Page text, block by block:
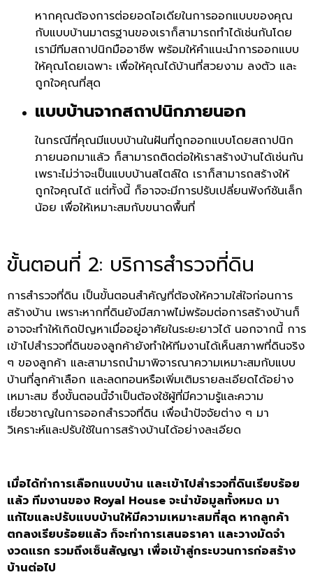
หากคุณต้องการต่อยอดไอเดียในการออกแบบของคุณ
กับแบบบ้านมาตรฐานของเราก็สามารถทำได้เช่นกันโดย
เรามีทีมสถาปนิกมืออาชีพ พร้อมให้คำแนะนำการออกแบบ
ให้คุณโดยเฉพาะ เพื่อให้คุณได้บ้านที่สวยงาม ลงตัว และ
ถูกใจคุณที่สุด
แบบบ้านจากสถาปนิกภายนอก
ในกรณีที่คุณมีแบบบ้านในฝันที่ถูกออกแบบโดยสถาปนิก
ภายนอกมาแล้ว ก็สามารถติดต่อให้เราสร้างบ้านได้เช่นกัน
เพราะไม่ว่าจะเป็นแบบบ้านสไตล์ใด เราก็สามารถสร้างให้
ถูกใจคุณได้ แต่ทั้งนี้ ก็อาจจะมีการปรับเปลี่ยนฟังก์ชันเล็ก
น้อย เพื่อให้เหมาะสมกับขนาดพื้นที่
ขั้นตอนที่ 2: บริการสำรวจที่ดิน
การสำรวจที่ดิน เป็นขั้นตอนสำคัญที่ต้องให้ความใส่ใจก่อนการ
สร้างบ้าน เพราะหากที่ดินยังมีสภาพไม่พร้อมต่อการสร้างบ้านก็
อาจจะทำให้เกิดปัญหาเมื่ออยู่อาศัยในระยะยาวได้ นอกจากนี้ การ
เข้าไปสำรวจที่ดินของลูกค้ายังทำให้ทีมงานได้เห็นสภาพที่ดินจริง
ๆ ของลูกค้า และสามารถนำมาพิจารณาความเหมาะสมกับแบบ
บ้านที่ลูกค้าเลือก และลดทอนหรือเพิ่มเติมรายละเอียดได้อย่าง
เหมาะสม ซึ่งขั้นตอนนี้จำเป็นต้องใช้ผู้ที่มีความรู้และความ
เชี่ยวชาญในการออกสำรวจที่ดิน เพื่อนำปัจจัยต่าง ๆ มา
วิเคราะห์และปรับใช้ในการสร้างบ้านได้อย่างละเอียด
เมื่อได้ทำการเลือกแบบบ้าน และเข้าไปสำรวจที่ดินเรียบร้อย
แล้ว ทีมงานของ Royal House จะนำข้อมูลทั้งหมด มา
แก้ไขและปรับแบบบ้านให้มีความเหมาะสมที่สุด หากลูกค้า
ตกลงเรียบร้อยแล้ว ก็จะทำการเสนอราคา และวางมัดจำ
งวดแรก รวมถึงเซ็นสัญญา เพื่อเข้าสู่กระบวนการก่อสร้าง
บ้านต่อไป